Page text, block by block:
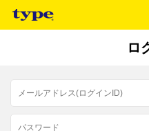
ロ